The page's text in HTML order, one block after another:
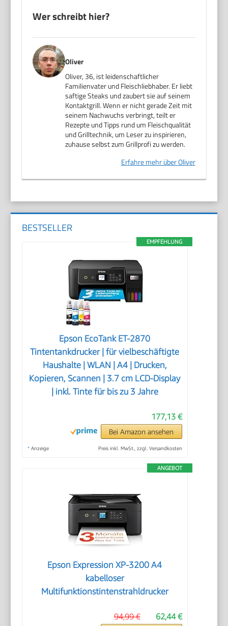
Wer schreibt hier?
Oliver
Oliver, 36, ist leidenschaftlicher
Familienvater und Fleischliebhaber. Er liebt
saftige Steaks und zaubert sie auf seinem
Kontaktgrill. Wenn er nicht gerade Zeit mit
seinem Nachwuchs verbringt, teilt er
Rezepte und Tipps rund um Fleischqualität
und Grilltechnik, um Leser zu inspirieren,
zuhause selbst zum Grillprofi zu werden.
Erfahre mehr über Oliver
BESTSELLER
EMPFEHLUNG
Epson EcoTank ET-2870
Tintentankdrucker | für vielbeschäftigte
Haushalte | WLAN | A4 | Drucken,
Kopieren, Scannen | 3.7 cm LCD-Display
| inkl. Tinte für bis zu 3 Jahre
177,13 €
Bei Amazon ansehen
* Anzeige Preis inkl. MwSt., zzgl. Versandkosten
ANGEBOT
Epson Expression XP-3200 A4
kabelloser
Multifunktionstintenstrahldrucker
62,44 €
94,99 €